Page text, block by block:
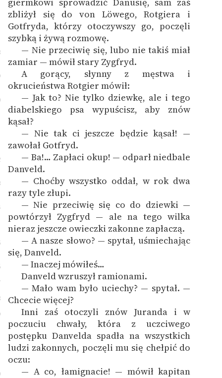
zbliżył się do von Löwego, Rotgiera i
Gotfryda, którzy otoczywszy go, poczęli
szybką i żywą rozmowę.
— Nie przeciwię się, lubo nie takiś miał
zamiar — mówił stary Zygfryd.
A gorący, słynny z męstwa i
okrucieństwa Rotgier mówił:
— Jak to? Nie tylko dziewkę, ale i tego
diabelskiego psa wypuścisz, aby znów
kąsał?
— Nie tak ci jeszcze będzie kąsał! —
zawołał Gotfryd.
— Ba!… Zapłaci okup! — odparł niedbale
Danveld.
— Choćby wszystko oddał, w rok dwa
razy tyle złupi.
— Nie przeciwię się co do dziewki —
powtórzył Zygfryd — ale na tego wilka
nieraz jeszcze owieczki zakonne zapłaczą.
— A nasze słowo? — spytał, uśmiechając
się, Danveld.
— Inaczej mówiłeś…
Danveld wzruszył ramionami.
— Mało wam było uciechy? — spytał. —
Chcecie więcej?
Inni zaś otoczyli znów Juranda i w
poczuciu chwały, która z uczciwego
postępku Danvelda spadła na wszystkich
ludzi zakonnych, poczęli mu się chełpić do
oczu:
— A co, łamignacie! — mówił kapitan